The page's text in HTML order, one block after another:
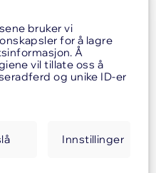
bruker vi
for å lagre
Å
vil tillate oss å
og unike ID-er
Innstillinger